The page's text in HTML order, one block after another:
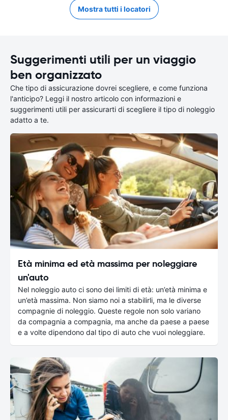
Mostra tutti i locatori
Suggerimenti utili per un viaggio
ben organizzato
Che tipo di assicurazione dovrei scegliere, e come funziona
l'anticipo? Leggi il nostro articolo con informazioni e
suggerimenti utili per assicurarti di scegliere il tipo di noleggio
adatto a te.
Età minima ed età massima per noleggiare
un'auto
Nel noleggio auto ci sono dei limiti di età: un’età minima e
un’età massima. Non siamo noi a stabilirli, ma le diverse
compagnie di noleggio. Queste regole non solo variano
da compagnia a compagnia, ma anche da paese a paese
e a volte dipendono dal tipo di auto che vuoi noleggiare.